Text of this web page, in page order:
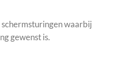
waarbij
gewenst is.